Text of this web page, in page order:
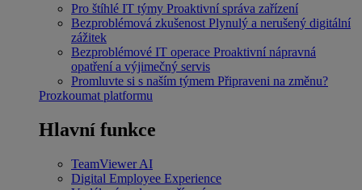
Pro štíhlé IT týmy Proaktivní správa zařízení
Bezproblémová zkušenost Plynulý a nerušený digitální
zážitek
Bezproblémové IT operace Proaktivní nápravná
opatření a výjimečný servis
Promluvte si s naším týmem Připraveni na změnu?
Prozkoumat platformu
Hlavní funkce
TeamViewer AI
Digital Employee Experience